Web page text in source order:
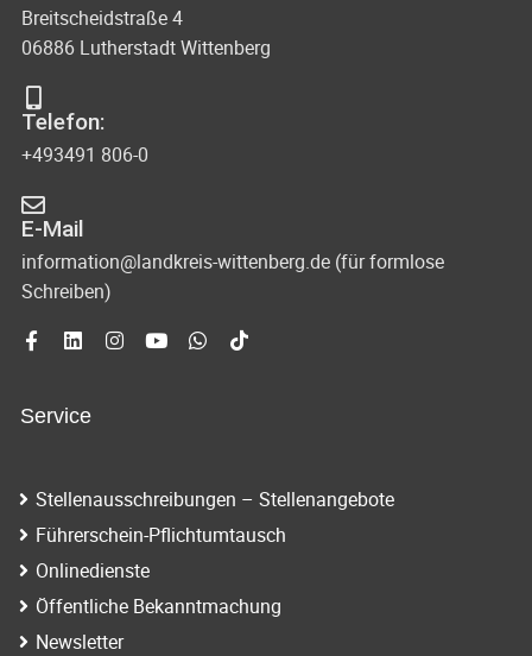
Breitscheidstraße 4
06886 Lutherstadt Wittenberg
Telefon:
+493491 806-0
E-Mail
information@landkreis-wittenberg.de (für formlose
Schreiben)
Service
Stellenausschreibungen – Stellenangebote
Führerschein-Pflichtumtausch
Onlinedienste
Öffentliche Bekanntmachung
Newsletter